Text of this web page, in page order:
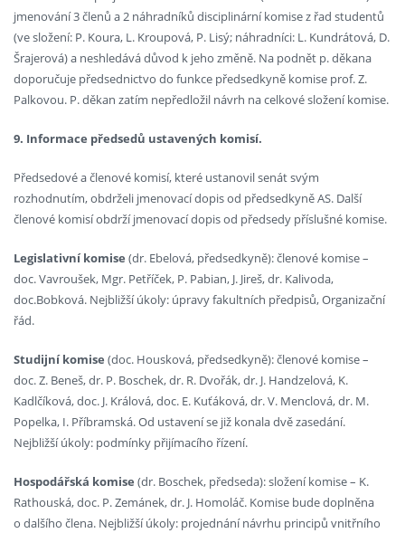
jmenování 3 členů a 2 náhradníků disciplinární komise z řad studentů
(ve složení: P. Koura, L. Kroupová, P. Lisý; náhradníci: L. Kundrátová, D.
Šrajerová) a neshledává důvod k jeho změně. Na podnět p. děkana
doporučuje předsednictvo do funkce předsedkyně komise prof. Z.
Palkovou. P. děkan zatím nepředložil návrh na celkové složení komise.
9. Informace předsedů ustavených komisí.
Předsedové a členové komisí, které ustanovil senát svým
rozhodnutím, obdrželi jmenovací dopis od předsedkyně AS. Další
členové komisí obdrží jmenovací dopis od předsedy příslušné komise.
Legislativní komise (dr. Ebelová, předsedkyně): členové komise –
doc. Vavroušek, Mgr. Petříček, P. Pabian, J. Jireš, dr. Kalivoda,
doc.Bobková. Nejbližší úkoly: úpravy fakultních předpisů, Organizační
řád.
Studijní komise (doc. Housková, předsedkyně): členové komise –
doc. Z. Beneš, dr. P. Boschek, dr. R. Dvořák, dr. J. Handzelová, K.
Kadlčíková, doc. J. Králová, doc. E. Kuťáková, dr. V. Menclová, dr. M.
Popelka, I. Příbramská. Od ustavení se již konala dvě zasedání.
Nejbližší úkoly: podmínky přijímacího řízení.
Hospodářská komise (dr. Boschek, předseda): složení komise – K.
Rathouská, doc. P. Zemánek, dr. J. Homoláč. Komise bude doplněna
o dalšího člena. Nejbližší úkoly: projednání návrhu principů vnitřního